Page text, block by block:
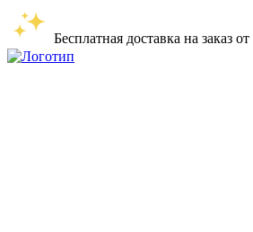
Бесплатная доставка на заказ от